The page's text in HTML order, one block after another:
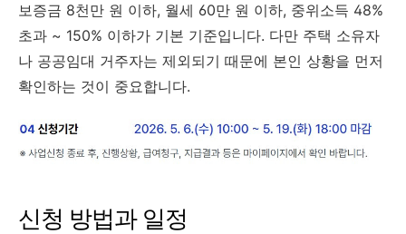
보증금 8천만 원 이하, 월세 60만 원 이하, 중위소득 48%
초과 ~ 150% 이하가 기본 기준입니다. 다만 주택 소유자
나 공공임대 거주자는 제외되기 때문에 본인 상황을 먼저
확인하는 것이 중요합니다.
신청 방법과 일정